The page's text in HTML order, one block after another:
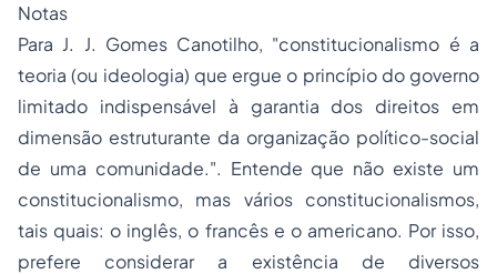
Notas
Para J. J. Gomes Canotilho, "constitucionalismo é a
teoria (ou ideologia) que ergue o princípio do governo
limitado indispensável à garantia dos direitos em
dimensão estruturante da organização político-social
de uma comunidade.". Entende que não existe um
constitucionalismo, mas vários constitucionalismos,
tais quais: o inglês, o francês e o americano. Por isso,
prefere considerar a existência de diversos